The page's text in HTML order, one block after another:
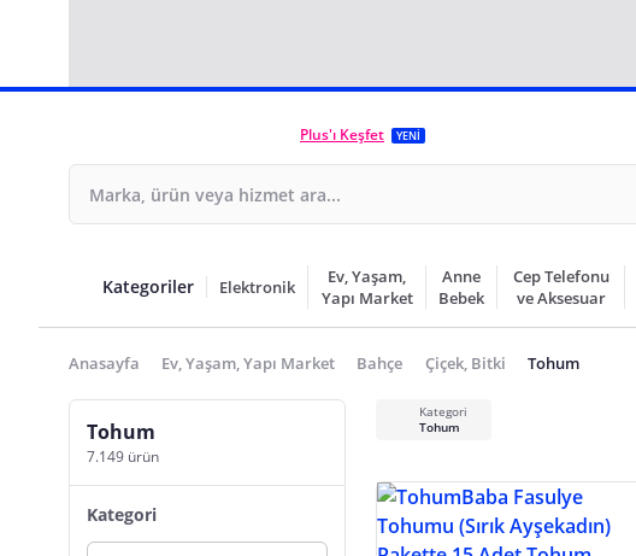
Plus'ı Keşfet YENİ
Kategoriler Elektronik
Ev, Yaşam,
Yapı Market
Anne
Bebek
Cep Telefonu
ve Aksesuar
Anasayfa Ev, Yaşam, Yapı Market Bahçe Çiçek, Bitki Tohum
Tohum
7.149 ürün
Kategori
Kategori
Tohum